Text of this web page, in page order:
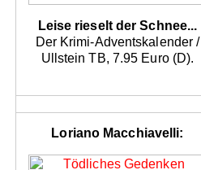
Leise rieselt der Schnee...
Der Krimi-Adventskalender /
Ullstein TB, 7.95 Euro (D).
Loriano Macchiavelli: